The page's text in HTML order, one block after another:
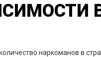
наркоманов в